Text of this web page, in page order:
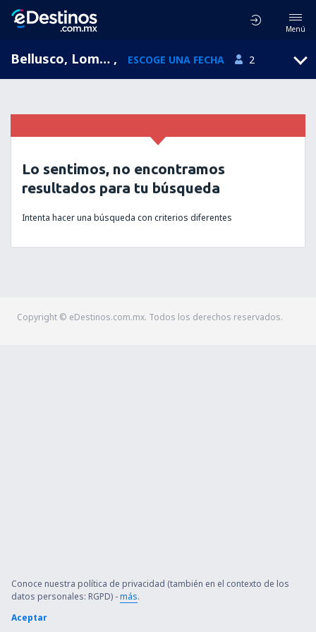
Menú
Bellusco, Lombardía, Italia , ESCOGE UNA FECHA 2
Lo sentimos, no encontramos
resultados para tu búsqueda
Intenta hacer una búsqueda con criterios diferentes
Copyright © eDestinos.com.mx. Todos los derechos reservados.
Conoce nuestra política de privacidad (también en el contexto de los
datos personales: RGPD) -más.
Aceptar